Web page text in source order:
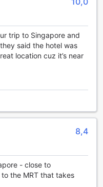
machine tarjoaa
hotellin
että sinulla on kaikki
liikennepalvelut, jotka
on suunniteltu
oleskelusta
joustavan ja kätevän
sitten matkalla
matkustamisesta
trip to Singapore and
said the hotel was
location cuz it’s near
8,4
- close to
the MRT that takes